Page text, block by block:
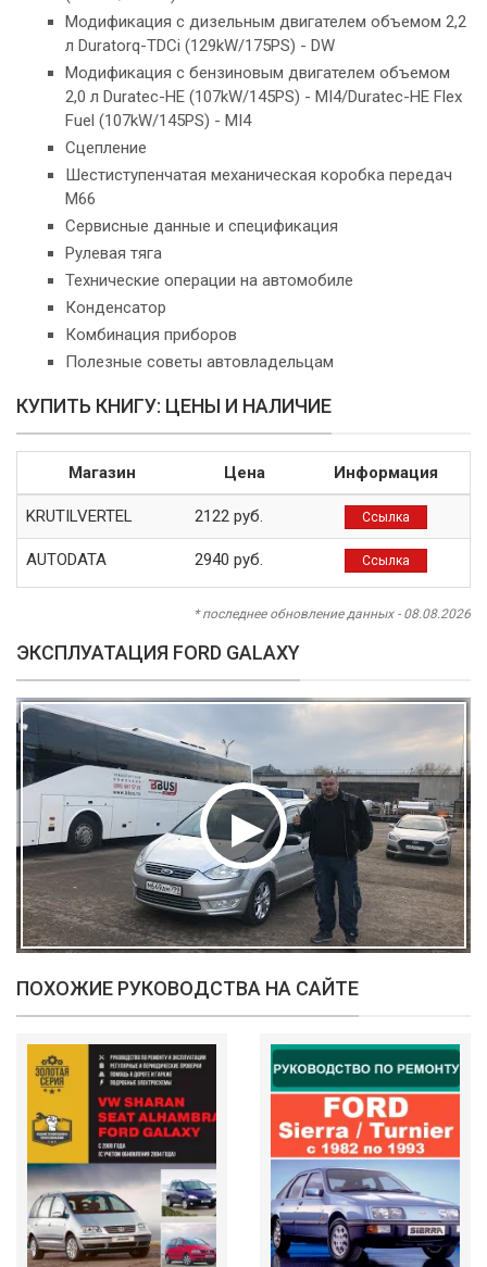
Модификация с дизельным двигателем объемом 2,2
л Duratorq-TDCi (129kW/175PS) - DW
Модификация с бензиновым двигателем объемом
2,0 л Duratec-HE (107kW/145PS) - MI4/Duratec-HE Flex
Fuel (107kW/145PS) - MI4
Сцепление
Шестиступенчатая механическая коробка передач
M66
Сервисные данные и спецификация
Рулевая тяга
Технические операции на автомобиле
Конденсатор
Комбинация приборов
Полезные советы автовладельцам
КУПИТЬ КНИГУ: ЦЕНЫ И НАЛИЧИЕ
Магазин Цена Информация
KRUTILVERTEL 2122 руб. Ссылка
AUTODATA 2940 руб. Ссылка
* последнее обновление данных - 08.08.2026
ЭКСПЛУАТАЦИЯ FORD GALAXY
ПОХОЖИЕ РУКОВОДСТВА НА САЙТЕ